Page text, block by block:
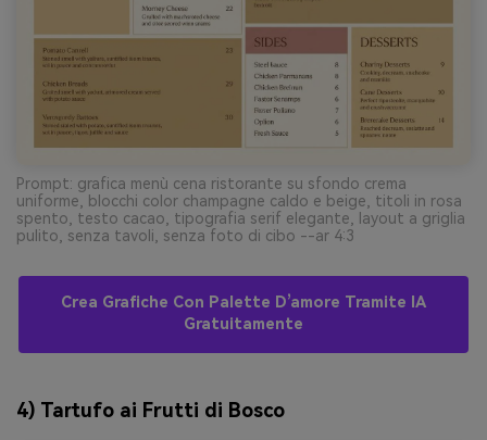
Prompt: grafica menù cena ristorante su sfondo crema
uniforme, blocchi color champagne caldo e beige, titoli in rosa
spento, testo cacao, tipografia serif elegante, layout a griglia
pulito, senza tavoli, senza foto di cibo --ar 4:3
Crea Grafiche Con Palette D’amore Tramite IA
Gratuitamente
4) Tartufo ai Frutti di Bosco